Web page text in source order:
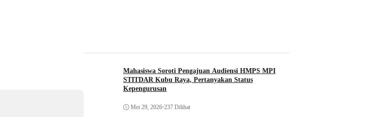
Mahasiswa Soroti Pengajuan Audiensi HMPS MPI
STITDAR Kubu Raya, Pertanyakan Status
Kepengurusan
Mei 29, 2026•237 Dilihat